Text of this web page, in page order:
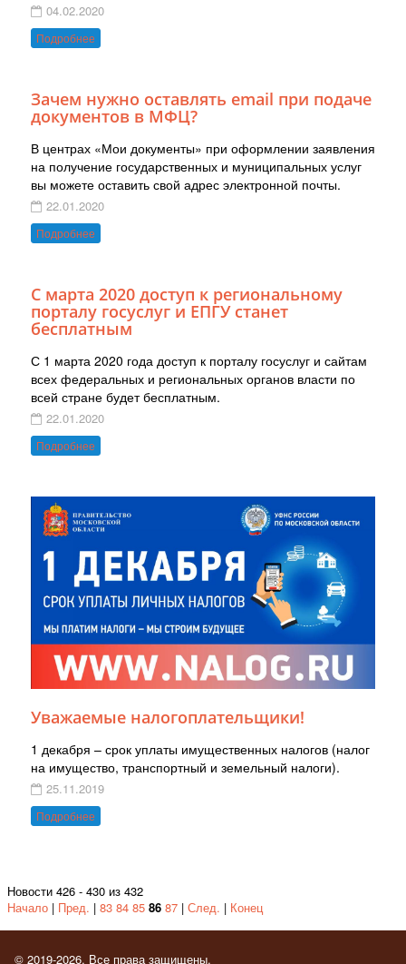
04.02.2020
Подробнее
Зачем нужно оставлять email при подаче
документов в МФЦ?
В центрах «Мои документы» при оформлении заявления
на получение государственных и муниципальных услуг
вы можете оставить свой адрес электронной почты.
22.01.2020
Подробнее
С марта 2020 доступ к региональному
порталу госуслуг и ЕПГУ станет
бесплатным
С 1 марта 2020 года доступ к порталу госуслуг и сайтам
всех федеральных и региональных органов власти по
всей стране будет бесплатным.
22.01.2020
Подробнее
Уважаемые налогоплательщики!
1 декабря – срок уплаты имущественных налогов (налог
на имущество, транспортный и земельный налоги).
25.11.2019
Подробнее
Новости 426 - 430 из 432
Начало | Пред. | 83 84 85 86 87 | След. | Конец
© 2019-2026. Все права защищены.